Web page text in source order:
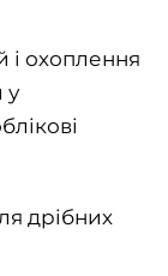
і охоплення
у
дрібних